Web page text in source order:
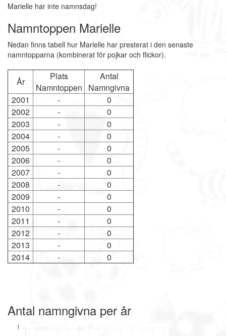
Marielle har inte namnsdag!
Namntoppen Marielle
Nedan finns tabell hur Marielle har presterat i den senaste
namntopparna (kombinerat för pojkar och flickor).
År
Plats
Namntoppen
Antal
Namngivna
2001
-
0
2002
-
0
2003
-
0
2004
-
0
2005
-
0
2006
-
0
2007
-
0
2008
-
0
2009
-
0
2010
-
0
2011
-
0
2012
-
0
2013
-
0
2014
- 0
Antal namngivna per år